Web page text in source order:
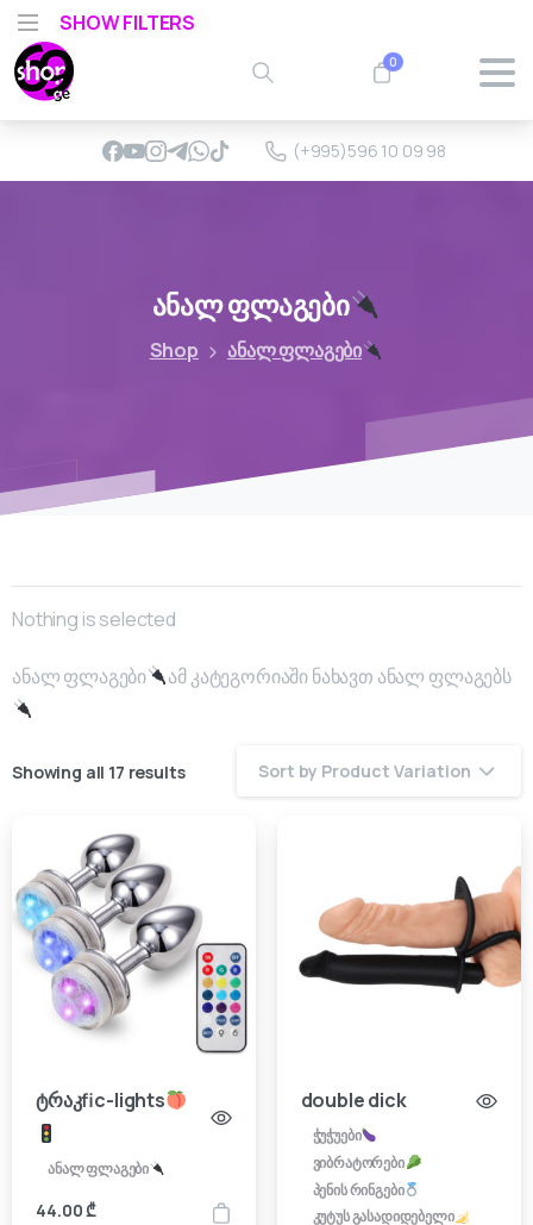
0
(+995)596 10 09 98
ანალფლაგები
Shop ანალ ფლაგები
Nothing is selected
ანალ ფლაგები ამ კატეგორიაში ნახავთ ანალ ფლაგებს
Showing all 17 results Sort by Product Variation
ტრაკfic-lights
ანალ ფლაგები
44.00₾
double dick
ჭუჭუები
ვიბრატორები
პენის რინგები
კუტუს გასადიდებელი
SHOW FILTERS